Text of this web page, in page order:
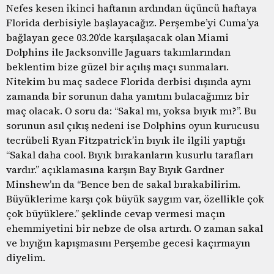
Nefes kesen ikinci haftanın ardından üçüncü haftaya
Florida derbisiyle başlayacağız. Perşembe’yi Cuma’ya
bağlayan gece 03.20’de karşılaşacak olan Miami
Dolphins ile Jacksonville Jaguars takımlarından
beklentim bize güzel bir açılış maçı sunmaları.
Nitekim bu maç sadece Florida derbisi dışında aynı
zamanda bir sorunun daha yanıtını bulacağımız bir
maç olacak. O soru da: “Sakal mı, yoksa bıyık mı?”. Bu
sorunun asıl çıkış nedeni ise Dolphins oyun kurucusu
tecrübeli Ryan Fitzpatrick’in bıyık ile ilgili yaptığı
“Sakal daha cool. Bıyık bırakanların kusurlu tarafları
vardır.” açıklamasına karşın Bay Bıyık Gardner
Minshew’ın da “Bence ben de sakal bırakabilirim.
Büyüklerime karşı çok büyük saygım var, özellikle çok
çok büyüklere.” şeklinde cevap vermesi maçın
ehemmiyetini bir nebze de olsa artırdı. O zaman sakal
ve bıyığın kapışmasını Perşembe gecesi kaçırmayın
diyelim.